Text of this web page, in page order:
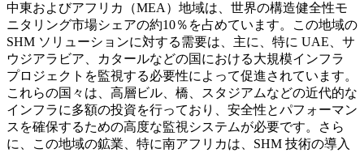
中東およびアフリカ（MEA）地域は、世界の構造健全性モ
ニタリング市場シェアの約10％を占めています。この地域の
SHM ソリューションに対する需要は、主に、特に UAE、サ
ウジアラビア、カタールなどの国における大規模インフラ
プロジェクトを監視する必要性によって促進されています。
これらの国々は、高層ビル、橋、スタジアムなどの近代的な
インフラに多額の投資を行っており、安全性とパフォーマン
スを確保するための高度な監視システムが必要です。さら
に、この地域の鉱業、特に南アフリカは、SHM 技術の導入